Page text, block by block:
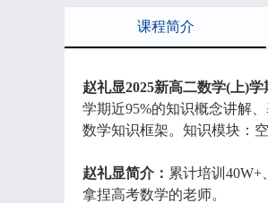
课程简介
赵礼显2025新高二数学(上)
学期近95%的知识概念讲解
数学知识框架。知识模块：
赵礼显简介： 累计培训
拿捏高考数学的老师。